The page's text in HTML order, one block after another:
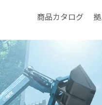
商品カタログ